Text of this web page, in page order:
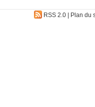
RSS 2.0| Plan du